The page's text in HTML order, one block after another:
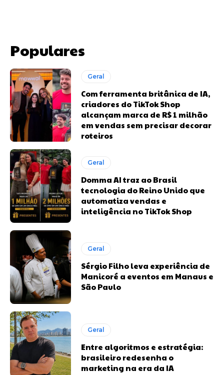
Populares
Geral
Com ferramenta britânica de IA,
criadores do TikTok Shop
alcançam marca de R$ 1 milhão
em vendas sem precisar decorar
roteiros
Geral
Domma AI traz ao Brasil
tecnologia do Reino Unido que
automatiza vendas e
inteligência no TikTok Shop
Geral
Sérgio Filho leva experiência de
Manicoré a eventos em Manaus e
São Paulo
Geral
Entre algoritmos e estratégia:
brasileiro redesenha o
marketing na era da IA